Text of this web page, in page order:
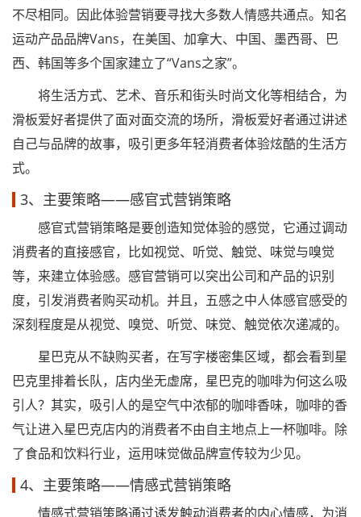
不尽相同。因此体验营销要寻找大多数人情感共通点。知名
运动产品品牌Vans，在美国、加拿大、中国、墨西哥、巴
西、韩国等多个国家建立了“Vans之家”。
将生活方式、艺术、音乐和街头时尚文化等相结合，为
滑板爱好者提供了面对面交流的场所，滑板爱好者通过讲述
自己与品牌的故事，吸引更多年轻消费者体验炫酷的生活方
式。
3、主要策略——感官式营销策略
感官式营销策略是要创造知觉体验的感觉，它通过调动
消费者的直接感官，比如视觉、听觉、触觉、味觉与嗅觉
等，来建立体验感。感官营销可以突出公司和产品的识别
度，引发消费者购买动机。并且，五感之中人体感官感受的
深刻程度是从视觉、嗅觉、听觉、味觉、触觉依次递减的。
星巴克从不缺购买者，在写字楼密集区域，都会看到星
巴克里排着长队，店内坐无虚席，星巴克的咖啡为何这么吸
引人？其实，吸引人的是空气中浓郁的咖啡香味，咖啡的香
气让进入星巴克店内的消费者不由自主地点上一杯咖啡。除
了食品和饮料行业，运用味觉做品牌宣传较为少见。
4、主要策略——情感式营销策略
情感式营销策略通过诱发触动消费者的内心情感，为消